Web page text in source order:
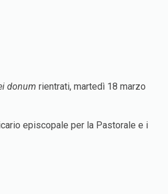
donum rientrati, martedì 18 marzo
episcopale per la Pastorale e i